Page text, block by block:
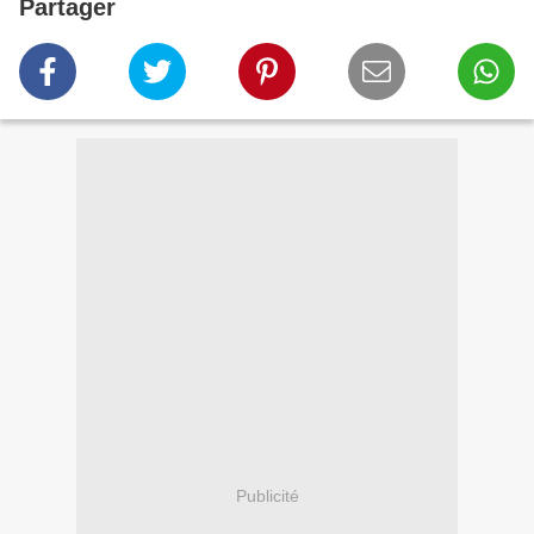
Partager
Publicité